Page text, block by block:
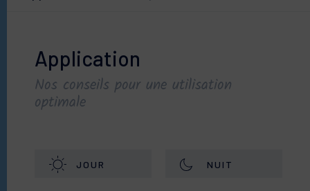
Application
Nos conseils pour une utilisation
optimale
JOUR NUIT
hyaluronique permet d’obtenir une hydratation en
profondeur, instantanée et durable. L’ajout d’un actif